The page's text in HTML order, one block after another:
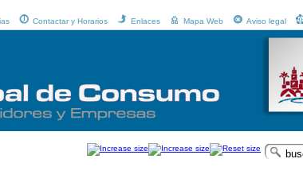
Aviso legal
Mapa Web
Enlaces
Contactar y Horarios